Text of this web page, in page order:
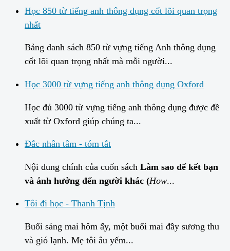
Học 850 từ tiếng anh thông dụng cốt lõi quan trọng
nhất
Bảng danh sách 850 từ vựng tiếng Anh thông dụng
cốt lõi quan trọng nhất mà mỗi người...
Học 3000 từ vựng tiếng anh thông dụng Oxford
Học đủ 3000 từ vựng tiếng anh thông dụng được đề
xuất từ Oxford giúp chúng ta...
Đắc nhân tâm - tóm tắt
Nội dung chính của cuốn sách Làm sao để kết bạn
và ảnh hưởng đến người khác (How...
Tôi đi học - Thanh Tịnh
Buổi sáng mai hôm ấy, một buổi mai đầy sương thu
và gió lạnh. Mẹ tôi âu yếm...